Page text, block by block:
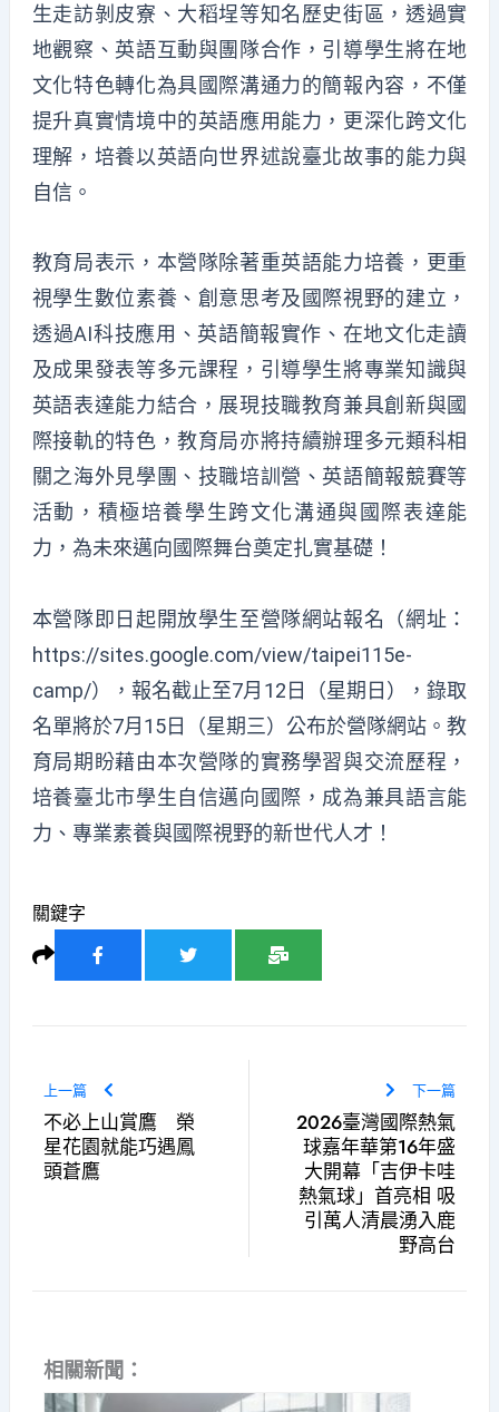
生走訪剝皮寮、大稻埕等知名歷史街區，透過實
地觀察、英語互動與團隊合作，引導學生將在地
文化特色轉化為具國際溝通力的簡報內容，不僅
提升真實情境中的英語應用能力，更深化跨文化
理解，培養以英語向世界述說臺北故事的能力與
自信。
教育局表示，本營隊除著重英語能力培養，更重
視學生數位素養、創意思考及國際視野的建立，
透過AI科技應用、英語簡報實作、在地文化走讀
及成果發表等多元課程，引導學生將專業知識與
英語表達能力結合，展現技職教育兼具創新與國
際接軌的特色，教育局亦將持續辦理多元類科相
關之海外見學團、技職培訓營、英語簡報競賽等
活動，積極培養學生跨文化溝通與國際表達能
力，為未來邁向國際舞台奠定扎實基礎！
本營隊即日起開放學生至營隊網站報名（網址：
https://sites.google.com/view/taipei115e-
camp/），報名截止至7月12日（星期日），錄取
名單將於7月15日（星期三）公布於營隊網站。教
育局期盼藉由本次營隊的實務學習與交流歷程，
培養臺北市學生自信邁向國際，成為兼具語言能
力、專業素養與國際視野的新世代人才！
關鍵字
上一篇
不必上山賞鷹 榮
星花園就能巧遇鳳
頭蒼鷹
下一篇
2026臺灣國際熱氣
球嘉年華第16年盛
大開幕「吉伊卡哇
熱氣球」首亮相 吸
引萬人清晨湧入鹿
野高台
相關新聞：